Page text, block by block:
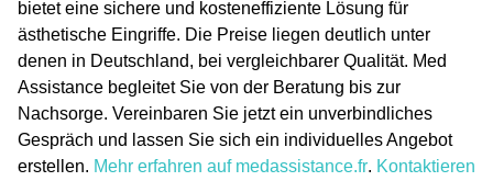
bietet eine sichere und kosteneffiziente Lösung für
ästhetische Eingriffe. Die Preise liegen deutlich unter
denen in Deutschland, bei vergleichbarer Qualität. Med
Assistance begleitet Sie von der Beratung bis zur
Nachsorge. Vereinbaren Sie jetzt ein unverbindliches
Gespräch und lassen Sie sich ein individuelles Angebot
erstellen. Mehr erfahren auf medassistance.fr. Kontaktieren